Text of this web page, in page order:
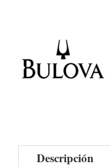
Descripción